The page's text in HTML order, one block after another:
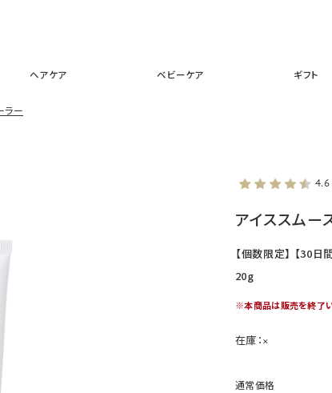
ヘアケア ベビーケア ギフト
ラー
4.6
アイススムー
【個数限定】 【30日
20g
※本商品は販売を終了い
在庫：×
通常価格